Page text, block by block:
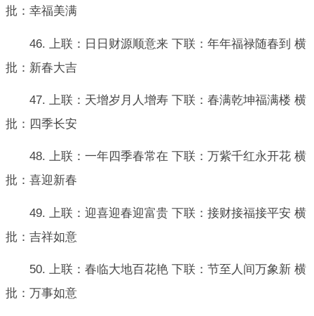
批：幸福美满
46. 上联：日日财源顺意来 下联：年年福禄随春到 横
批：新春大吉
47. 上联：天增岁月人增寿 下联：春满乾坤福满楼 横
批：四季长安
48. 上联：一年四季春常在 下联：万紫千红永开花 横
批：喜迎新春
49. 上联：迎喜迎春迎富贵 下联：接财接福接平安 横
批：吉祥如意
50. 上联：春临大地百花艳 下联：节至人间万象新 横
批：万事如意